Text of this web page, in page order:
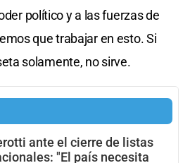
político y a las fuerzas de
que trabajar en esto. Si
solamente, no sirve.
ante el cierre de listas
"El país necesita